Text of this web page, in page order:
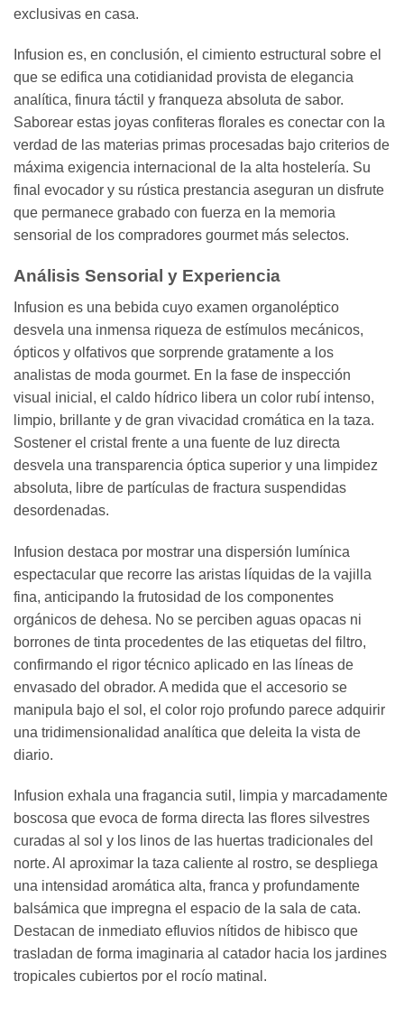
exclusivas en casa.
Infusion es, en conclusión, el cimiento estructural sobre el
que se edifica una cotidianidad provista de elegancia
analítica, finura táctil y franqueza absoluta de sabor.
Saborear estas joyas confiteras florales es conectar con la
verdad de las materias primas procesadas bajo criterios de
máxima exigencia internacional de la alta hostelería. Su
final evocador y su rústica prestancia aseguran un disfrute
que permanece grabado con fuerza en la memoria
sensorial de los compradores gourmet más selectos.
Análisis Sensorial y Experiencia
Infusion es una bebida cuyo examen organoléptico
desvela una inmensa riqueza de estímulos mecánicos,
ópticos y olfativos que sorprende gratamente a los
analistas de moda gourmet. En la fase de inspección
visual inicial, el caldo hídrico libera un color rubí intenso,
limpio, brillante y de gran vivacidad cromática en la taza.
Sostener el cristal frente a una fuente de luz directa
desvela una transparencia óptica superior y una limpidez
absoluta, libre de partículas de fractura suspendidas
desordenadas.
Infusion destaca por mostrar una dispersión lumínica
espectacular que recorre las aristas líquidas de la vajilla
fina, anticipando la frutosidad de los componentes
orgánicos de dehesa. No se perciben aguas opacas ni
borrones de tinta procedentes de las etiquetas del filtro,
confirmando el rigor técnico aplicado en las líneas de
envasado del obrador. A medida que el accesorio se
manipula bajo el sol, el color rojo profundo parece adquirir
una tridimensionalidad analítica que deleita la vista de
diario.
Infusion exhala una fragancia sutil, limpia y marcadamente
boscosa que evoca de forma directa las flores silvestres
curadas al sol y los linos de las huertas tradicionales del
norte. Al aproximar la taza caliente al rostro, se despliega
una intensidad aromática alta, franca y profundamente
balsámica que impregna el espacio de la sala de cata.
Destacan de inmediato efluvios nítidos de hibisco que
trasladan de forma imaginaria al catador hacia los jardines
tropicales cubiertos por el rocío matinal.